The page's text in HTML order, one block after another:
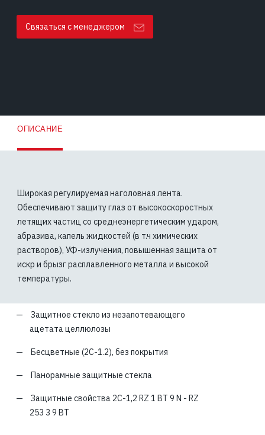
Связаться с менеджером
ОПИСАНИЕ
Широкая регулируемая наголовная лента.
Обеспечивают защиту глаз от высокоскоростных
летящих частиц со среднеэнергетическим ударом,
абразива, капель жидкостей (в т.ч химических
растворов), УФ-излучения, повышенная защита от
искр и брызг расплавленного металла и высокой
температуры.
Защитное стекло из незапотевающего
ацетата целлюлозы
Бесцветные (2С-1.2), без покрытия
Панорамные защитные стекла
Защитные свойства 2С-1,2 RZ 1 BT 9 N - RZ
253 3 9 BT